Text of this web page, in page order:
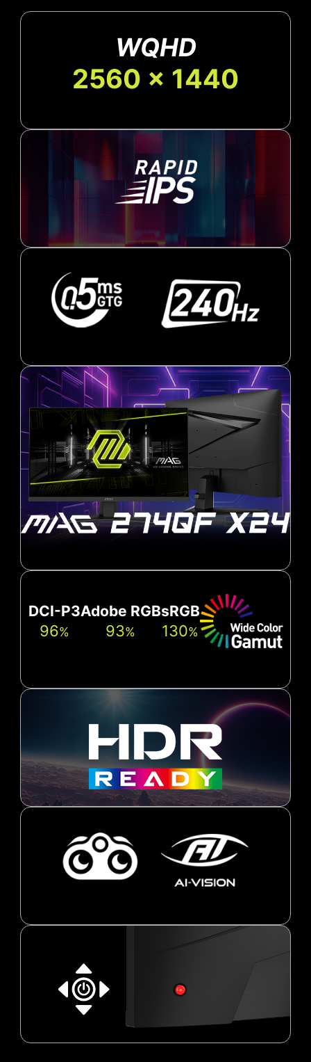
WQHD
2560 x 1440
DCI-P3
96%
Adobe RGB
93%
sRGB
130%